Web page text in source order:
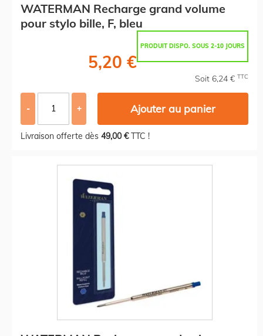
WATERMAN Recharge grand volume
pour stylo bille, F, bleu
PRODUIT DISPO. SOUS 2-10 JOURS
5,20 €
Soit 6,24 € TTC
- + Ajouter au panier
Livraison offerte dès 49,00 €TTC !